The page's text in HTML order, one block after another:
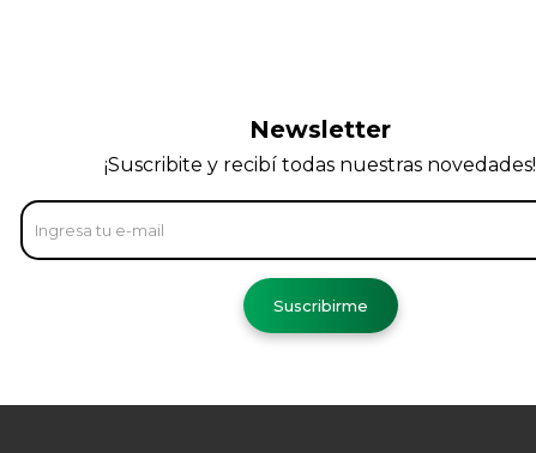
Newsletter
¡Suscribite y recibí todas nuestras novedades!
Suscribirme